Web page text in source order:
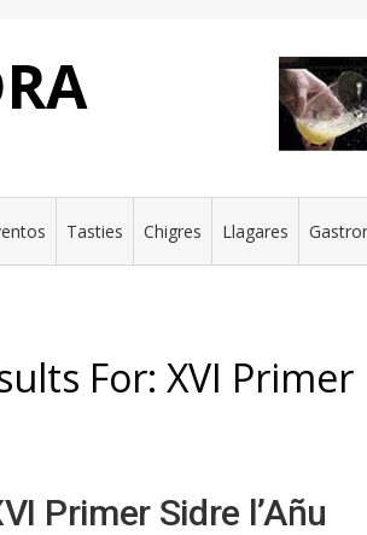
Tasties Chigres Llagares
For: XVI Primer
Primer Sidre l’Añu